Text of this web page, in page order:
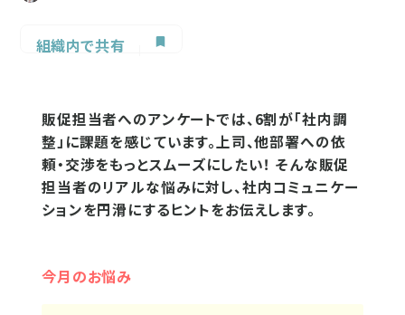
組織内で共有
販促担当者へのアンケートでは、6割が「社内調
整」に課題を感じています。上司、他部署への依
頼・交渉をもっとスムーズにしたい！ そんな販促
担当者のリアルな悩みに対し、社内コミュニケー
ションを円滑にするヒントをお伝えします。
今月のお悩み